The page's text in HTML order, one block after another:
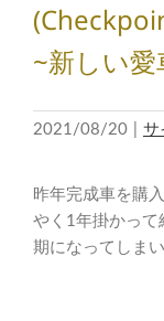
~新しい
2021/08/20 サ
昨年完成車を購
やく1年掛かって
期になってしま